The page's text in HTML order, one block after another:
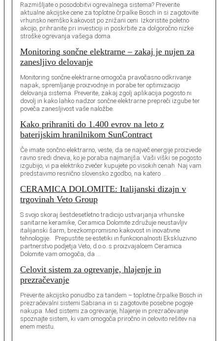
Razmišljate o posodobitvi ogrevalnega sistema? Preverite
aktualne akcijske cene za toplotne črpalke Bosch in si zagotovite
vrhunsko nemško kakovost po znižani ceni. Izkoristite poletno
akcijo, prihranite pri investiciji in poskrbite za dolgoročno nizke
stroške ogrevanja vašega doma.
Monitoring sončne elektrarne – zakaj je nujen za
zanesljivo delovanje
Monitoring sončne elektrarne omogoča pravočasno odkrivanje
napak, spremljanje proizvodnje in porabe ter optimizacijo
delovanja sistema. Preverite, zakaj zgolj aplikacija pogosto ni
dovolj in kako lahko nadzor sončne elektrarne prepreči izgube ter
poveča zanesljivost vaše naložbe.
Kako prihraniti do 1.400 evrov na leto z
baterijskim hranilnikom SunContract
Če imate sončno elektrarno, veste, da se največ energije proizvede
ravno sredi dneva, ko je poraba najmanjša. Vaši viški se pogosto
izgubijo, vi pa elektriko zvečer kupujete po visokih cenah. Naj vam
predstavimo resnično slovensko zgodbo, na katero …
CERAMICA DOLOMITE: Italijanski dizajn v
trgovinah Veto Group
S svojo skoraj šestdesetletno tradicijo ustvarjanja vrhunske
sanitarne keramike, Ceramica Dolomite združuje neustavljiv
italijanski šarm, brezkompromisno kakovost in inovativne
tehnologije. Prepustite se estetiki in funkcionalnosti Ekskluzivno
partnerstvo podjetja Veto, d.o.o. s proizvajalcem Ceramica
Dolomite vam omogoča, da …
Celovit sistem za ogrevanje, hlajenje in
prezračevanje
Preverite akcijsko ponudbo za tandem – toplotne črpalke Bosch in
prezračevalni sistemi Sabiana in si zagotovite posebne pogoje
nakupa. Med sistemi za ogrevanje, hlajenje in prezračevanje
spoznajte sistem, ki vam omogoča priročno in celovito rešitev na
enem mestu.